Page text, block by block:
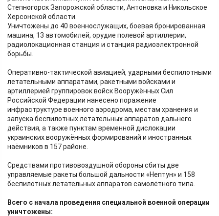
Степногорск Запорожской области, Антоновка и Никольское
Херсонской области.
Уничтожены до 40 военнослужащих, боевая бронированная
машина, 13 автомобилей, орудие полевой артиллерии,
радиолокационная станция и станция радиоэлектронной
борьбы.
Оперативно-тактической авиацией, ударными беспилотными
летательными аппаратами, ракетными войсками и
артиллерией группировок войск Вооружённых Сил
Российской Федерации нанесено поражение
инфраструктуре военного аэродрома, местам хранения и
запуска беспилотных летательных аппаратов дальнего
действия, а также пунктам временной дислокации
украинских вооружённых формирований и иностранных
наёмников в 157 районе.
Средствами противовоздушной обороны сбиты две
управляемые ракеты большой дальности «Нептун» и 158
беспилотных летательных аппаратов самолётного типа.
Всего с начала проведения специальной военной операции
уничтожены: